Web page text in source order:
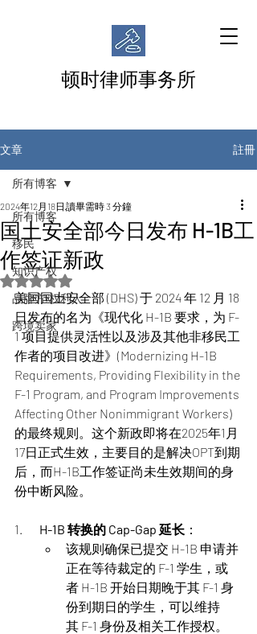
顿时律师事务所
文章 註冊
所有博客
移民
知识产权
品牌方/权利人
跨境卖家
所有博客
国土安全部今日发布 H-1B工
作签证新政
2024年12月18日 讀畢需時 3 分鐘
評等為 NaN（最高為 5 顆星）。
美国国土安全部 (DHS) 于 2024 年 12 月 18
日发布的名为《现代化 H-1B 要求，为 F-
1 项目提供灵活性以及涉及其他非移民工
作者的项目改进》(Modernizing H-1B
Requirements, Providing Flexibility in the
F-1 Program, and Program Improvements
Affecting Other Nonimmigrant Workers)
的最终规则。这个新政即将在2025年1月
17日正式生效，主要目的是解决OPT到期
后，而H-1B工作签证尚未生效期间的身
份中断风险。
1. H-1B 转换的 Cap-Gap 延长 ：
该规则确保已提交 H-1B 申请并
正在等待裁定的 F-1 学生，或
者 H-1B 开始日期晚于其 F-1 身
份到期日的学生，可以维持
其 F-1 身份及相关工作授权。